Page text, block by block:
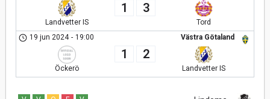
Landvetter IS
1 3
Tord
Västra Götaland
19 jun 2024 - 19:00
Öckerö
1 2
Landvetter IS